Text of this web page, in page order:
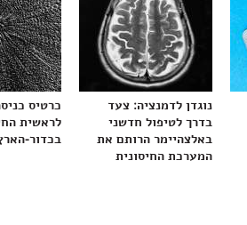
נוגדן לדמנציה: צעד
בדרך לטיפול חדשני
באלצהיימר הרותם את
המערכת החיסונית
כרטיס
לראשית
בכדור-